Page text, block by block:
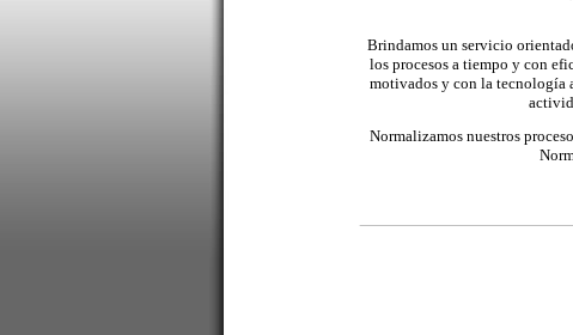
Brindamos un servicio
los procesos a tiempo y con
motivados y con la tecnología
Normalizamos nuestros